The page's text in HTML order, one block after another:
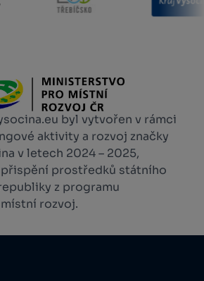
byl vytvořen v rámci
aktivity a rozvoj značky
v letech 2024 – 2025,
přispění prostředků státního
z programu
rozvoj.